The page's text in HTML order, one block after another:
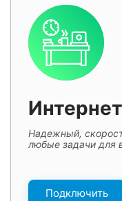
Надежный,
любые задачи для
Подключить